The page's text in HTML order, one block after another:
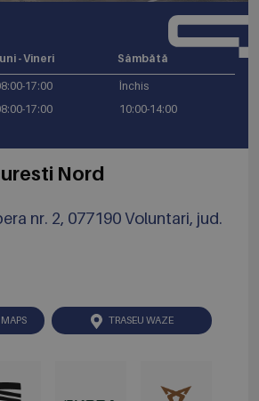
- Vineri Sâmbătă
17:00
Închis
17:00 10:00-14:00
Nord
nr. 2, 077190 Voluntari, jud.
TRASEU WAZE